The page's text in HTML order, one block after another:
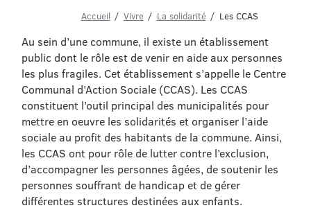
Accueil Vivre La solidarité Les CCAS
Au sein d’une commune, il existe un établissement
public dont le rôle est de venir en aide aux personnes
les plus fragiles. Cet établissement s’appelle le Centre
Communal d’Action Sociale (CCAS). Les CCAS
constituent l’outil principal des municipalités pour
mettre en oeuvre les solidarités et organiser l’aide
sociale au profit des habitants de la commune. Ainsi,
les CCAS ont pour rôle de lutter contre l’exclusion,
d’accompagner les personnes âgées, de soutenir les
personnes souffrant de handicap et de gérer
différentes structures destinées aux enfants.